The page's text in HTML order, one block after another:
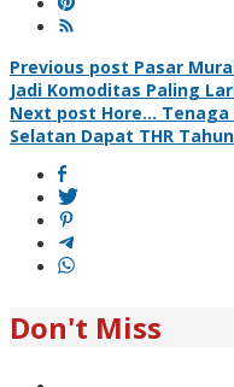
Post
navigation
Previous post Pasar
Jadi Komoditas Paling
Next post Hore… Tenaga
Selatan Dapat THR
Don't Miss